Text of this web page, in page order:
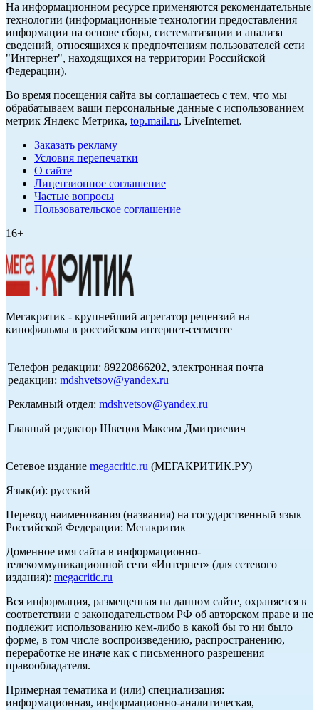
На информационном ресурсе применяются рекомендательные
технологии (информационные технологии предоставления
информации на основе сбора, систематизации и анализа
сведений, относящихся к предпочтениям пользователей сети
"Интернет", находящихся на территории Российской
Федерации).
Во время посещения сайта вы соглашаетесь с тем, что мы
обрабатываем ваши персональные данные с использованием
метрик Яндекс Метрика, top.mail.ru, LiveInternet.
Заказать рекламу
Условия перепечатки
О сайте
Лицензионное соглашение
Частые вопросы
Пользовательское соглашение
16+
Мегакритик - крупнейший агрегатор рецензий на
кинофильмы в российском интернет-сегменте
Телефон редакции: 89220866202, электронная почта
редакции: mdshvetsov@yandex.ru
Рекламный отдел: mdshvetsov@yandex.ru
Главный редактор Швецов Максим Дмитриевич
Сетевое издание megacritic.ru (МЕГАКРИТИК.РУ)
Язык(и): русский
Перевод наименования (названия) на государственный язык
Российской Федерации: Мегакритик
Доменное имя сайта в информационно-
телекоммуникационной сети «Интернет» (для сетевого
издания): megacritic.ru
Вся информация, размещенная на данном сайте, охраняется в
соответствии с законодательством РФ об авторском праве и не
подлежит использованию кем-либо в какой бы то ни было
форме, в том числе воспроизведению, распространению,
переработке не иначе как с письменного разрешения
правообладателя.
Примерная тематика и (или) специализация:
информационная, информационно-аналитическая,